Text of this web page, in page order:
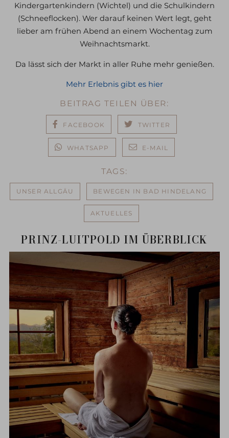
Kindergartenkindern (Wichtel) und die Schulkindern
(Schneeflocken). Wer darauf keinen Wert legt, geht
lieber am frühen Abend an einem Wochentag zum
Weihnachtsmarkt.
Da lässt sich der Markt in aller Ruhe mehr genießen.
Mehr Erlebnis gibt es hier
BEITRAG TEILEN ÜBER:
FACEBOOK TWITTER
WHATSAPP E-MAIL
TAGS:
UNSER ALLGÄU BEWEGEN IN BAD HINDELANG
AKTUELLES
PRINZ-LUITPOLD IM ÜBERBLICK